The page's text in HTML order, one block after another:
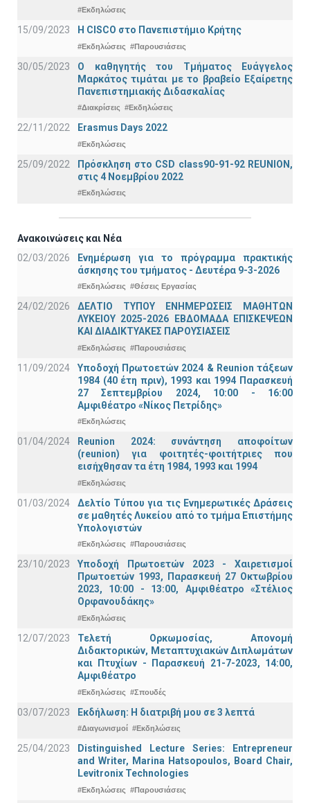
#Εκδηλώσεις
15/09/2023 Η CISCO στο Πανεπιστήμιο Κρήτης
#Εκδηλώσεις #Παρουσιάσεις
30/05/2023
Ο καθηγητής του Τμήματος Ευάγγελος
Μαρκάτος τιμάται με το βραβείο Εξαίρετης
Πανεπιστημιακής Διδασκαλίας
#Διακρίσεις #Εκδηλώσεις
22/11/2022 Erasmus Days 2022
#Εκδηλώσεις
25/09/2022
Πρόσκληση στο CSD class90-91-92 REUNION,
στις 4 Νοεμβρίου 2022
#Εκδηλώσεις
Ανακοινώσεις και Νέα
02/03/2026
Ενημέρωση για το πρόγραμμα πρακτικής
άσκησης του τμήματος - Δευτέρα 9-3-2026
#Εκδηλώσεις #Θέσεις Εργασίας
24/02/2026
ΔΕΛΤΙΟ ΤΥΠΟΥ ΕΝΗΜΕΡΩΣΕΙΣ ΜΑΘΗΤΩΝ
ΛΥΚΕΙΟΥ 2025-2026 ΕΒΔΟΜΑΔΑ ΕΠΙΣΚΕΨΕΩΝ
ΚΑΙ ΔΙΑΔΙΚΤΥΑΚΕΣ ΠΑΡΟΥΣΙΑΣΕΙΣ
#Εκδηλώσεις #Παρουσιάσεις
11/09/2024
Υποδοχή Πρωτοετών 2024 & Reunion τάξεων
1984 (40 έτη πριν), 1993 και 1994 Παρασκευή
27 Σεπτεμβρίου 2024, 10:00 - 16:00
Αμφιθέατρο «Νίκος Πετρίδης»
#Εκδηλώσεις
01/04/2024
Reunion 2024: συνάντηση αποφοίτων
(reunion) για φοιτητές-φοιτήτριες που
εισήχθησαν τα έτη 1984, 1993 και 1994
#Εκδηλώσεις
01/03/2024
Δελτίο Τύπου για τις Ενημερωτικές Δράσεις
σε μαθητές Λυκείου από το τμήμα Επιστήμης
Υπολογιστών
#Εκδηλώσεις #Παρουσιάσεις
23/10/2023
Υποδοχή Πρωτοετών 2023 - Χαιρετισμοί
Πρωτοετών 1993, Παρασκευή 27 Οκτωβρίου
2023, 10:00 - 13:00, Αμφιθέατρο «Στέλιος
Ορφανουδάκης»
#Εκδηλώσεις
12/07/2023
Τελετή Ορκωμοσίας, Απονομή
Διδακτορικών, Μεταπτυχιακών Διπλωμάτων
και Πτυχίων - Παρασκευή 21-7-2023, 14:00,
Αμφιθέατρο
#Εκδηλώσεις #Σπουδές
03/07/2023 Εκδήλωση: Η διατριβή μου σε 3 λεπτά
#Διαγωνισμοί #Εκδηλώσεις
25/04/2023
Distinguished Lecture Series: Entrepreneur
and Writer, Marina Hatsopoulos, Board Chair,
Levitronix Technologies
#Εκδηλώσεις #Παρουσιάσεις